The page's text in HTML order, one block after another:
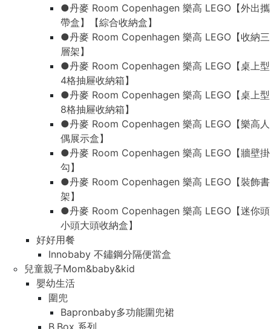
●丹麥 Room Copenhagen 樂高 LEGO【外出攜
帶盒】【綜合收納盒】
●丹麥 Room Copenhagen 樂高 LEGO【收納三
層架】
●丹麥 Room Copenhagen 樂高 LEGO【桌上型
4格抽屜收納箱】
●丹麥 Room Copenhagen 樂高 LEGO【桌上型
8格抽屜收納箱】
●丹麥 Room Copenhagen 樂高 LEGO【樂高人
偶展示盒】
●丹麥 Room Copenhagen 樂高 LEGO【牆壁掛
勾】
●丹麥 Room Copenhagen 樂高 LEGO【裝飾書
架】
●丹麥 Room Copenhagen 樂高 LEGO【迷你頭
小頭大頭收納盒】
好好用餐
Innobaby 不鏽鋼分隔便當盒
兒童親子Mom&baby&kid
嬰幼生活
圍兜
Bapronbaby多功能圍兜裙
B.Box 系列